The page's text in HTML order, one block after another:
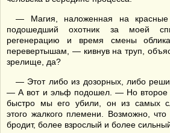
— Магия, наложенная на
подошедший охотник за моей
регенерацию и время смены
перевертышам, — кивнув на труп,
зрелище, да?
— Этот либо из дозорных, либо
— А вот и эльф подошел. — Но второе
быстро мы его убили, он из самых
этого жалкого племени. Возможно,
бродит, более взрослый и более